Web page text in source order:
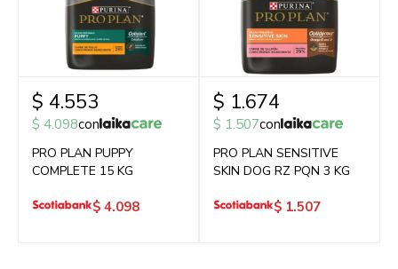
$ 4.553
$ 4.098con
PRO PLAN PUPPY
COMPLETE 15 KG
$ 4.098
$ 1.674
$ 1.507con
PRO PLAN SENSITIVE
SKIN DOG RZ PQN 3 KG
$ 1.507